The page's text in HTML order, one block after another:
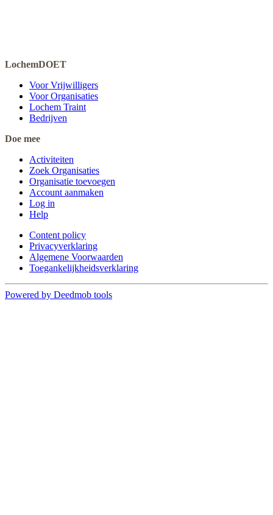
LochemDOET
Voor Vrijwilligers
Voor Organisaties
Lochem Traint
Bedrijven
Doe mee
Activiteiten
Zoek Organisaties
Organisatie toevoegen
Account aanmaken
Log in
Help
Content policy
Privacyverklaring
Algemene Voorwaarden
Toegankelijkheidsverklaring
Powered by Deedmob tools